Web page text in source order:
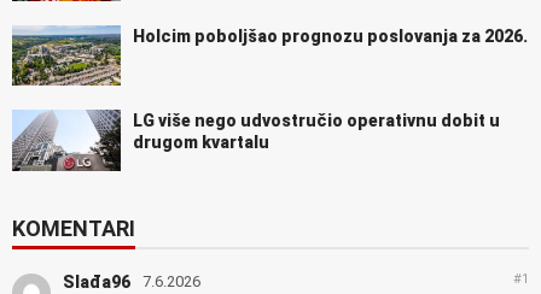
Holcim poboljšao prognozu poslovanja za 2026.
LG više nego udvostručio operativnu dobit u
drugom kvartalu
KOMENTARI
Slađa96 7.6.2026 #1